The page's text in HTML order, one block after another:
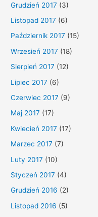
Grudzień 2017 (3)
Listopad 2017 (6)
Październik 2017 (15)
Wrzesień 2017 (18)
Sierpień 2017 (12)
Lipiec 2017 (6)
Czerwiec 2017 (9)
Maj 2017 (17)
Kwiecień 2017 (17)
Marzec 2017 (7)
Luty 2017 (10)
Styczeń 2017 (4)
Grudzień 2016 (2)
Listopad 2016 (5)